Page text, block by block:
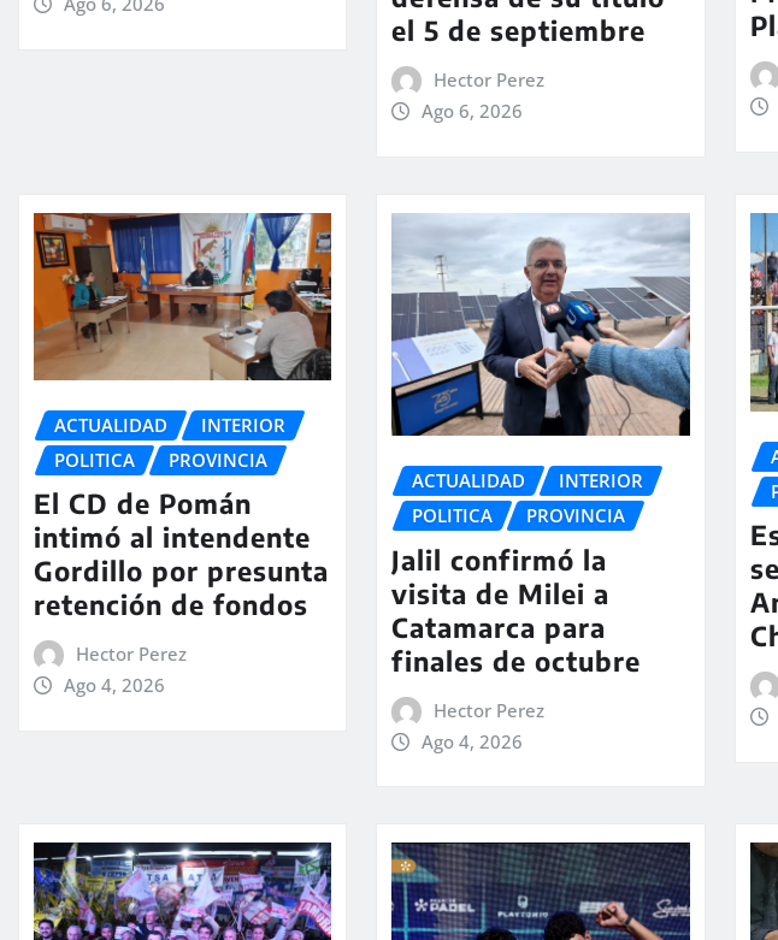
el 5 de septiembre
Hector Perez
Ago 6, 2026
ACTUALIDAD
INTERIOR
POLITICA
PROVINCIA
El CD de Pomán
intimó al intendente
Gordillo por presunta
retención de fondos
Hector Perez
Ago 4, 2026
ACTUALIDAD
INTERIOR
POLITICA
PROVINCIA
Jalil confirmó la
visita de Milei a
Catamarca para
finales de octubre
Hector Perez
Ago 4, 2026